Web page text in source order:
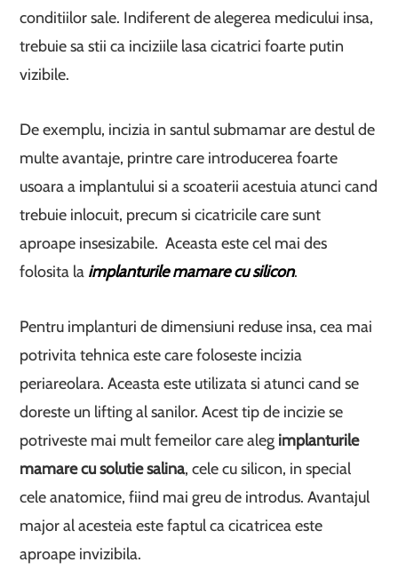
conditiilor sale. Indiferent de alegerea medicului insa,
trebuie sa stii ca inciziile lasa cicatrici foarte putin
vizibile.
De exemplu, incizia in santul submamar are destul de
multe avantaje, printre care introducerea foarte
usoara a implantului si a scoaterii acestuia atunci cand
trebuie inlocuit, precum si cicatricile care sunt
aproape insesizabile. Aceasta este cel mai des
folosita la implanturile mamare cu silicon.
Pentru implanturi de dimensiuni reduse insa, cea mai
potrivita tehnica este care foloseste incizia
periareolara. Aceasta este utilizata si atunci cand se
doreste un lifting al sanilor. Acest tip de incizie se
potriveste mai mult femeilor care aleg implanturile
mamare cu solutie salina, cele cu silicon, in special
cele anatomice, fiind mai greu de introdus. Avantajul
major al acesteia este faptul ca cicatricea este
aproape invizibila.